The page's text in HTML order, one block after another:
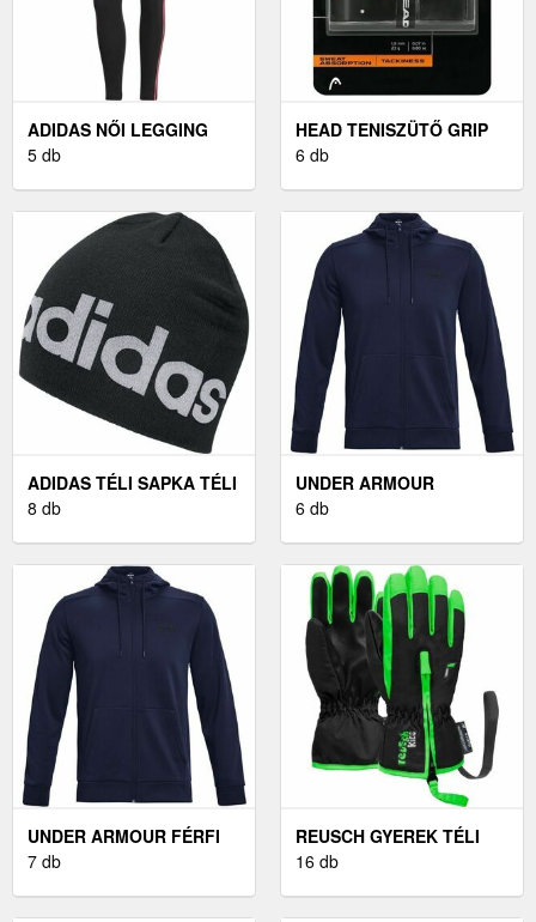
ADIDAS NŐI LEGGING
NŐI LEGGING, FEKETE
5 db
HEAD TENISZÜTŐ GRIP
TENISZÜTŐ GRIP,
6 db
ADIDAS TÉLI SAPKA TÉLI
SAPKA, FEKETE
8 db
UNDER ARMOUR
ARMOUR FLEECE FÉRFI
6 db
UNDER ARMOUR FÉRFI
PULÓVER FÉRFI
7 db
REUSCH GYEREK TÉLI
KESZTYŰ GYEREK TÉLI
16 db